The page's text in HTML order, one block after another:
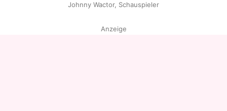
Johnny Wactor, Schauspieler
Anzeige